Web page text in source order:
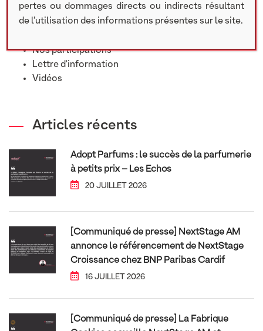
Communiqué de presse
Nos participations
Lettre d'information
Vidéos
Articles récents
Adopt Parfums : le succès de la parfumerie
à petits prix – Les Echos
20 JUILLET 2026
[Communiqué de presse] NextStage AM
annonce le référencement de NextStage
Croissance chez BNP Paribas Cardif
16 JUILLET 2026
[Communiqué de presse] La Fabrique
pertes ou dommages directs ou indirects résultant
de l’utilisation des informations présentes sur le site.